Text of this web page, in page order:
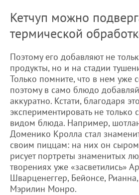
Кетчуп можно
термической
Поэтому его добавляют не
продукты, но и на стадии
Только помните, что в нем уже
поэтому в само блюдо
аккуратно. Кстати, благодаря
экспериментировать не только
видом блюда. Например,
Доменико Кролла стал
своим пиццам: на них он
рисует портреты знаменитых
творениях уже «засветились»
Шварценеггер, Бейонсе,
Мэрилин Монро.